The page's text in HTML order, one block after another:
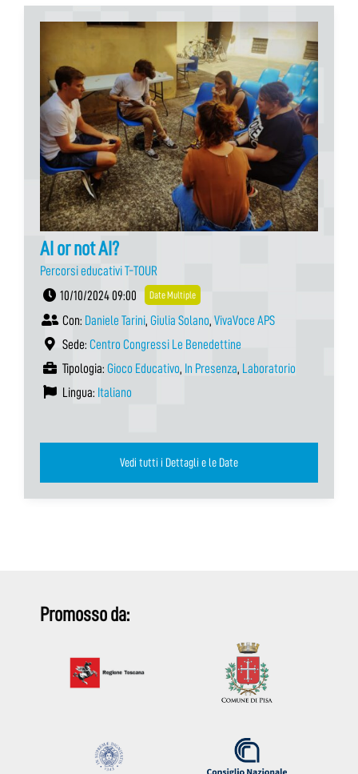
AI or not AI?
Percorsi educativi T-TOUR
10/10/2024 09:00
Date Multiple
Con: Daniele Tarini, Giulia Solano, VivaVoce APS
Sede: Centro Congressi Le Benedettine
Tipologia: Gioco Educativo, In Presenza, Laboratorio
Lingua: Italiano
Vedi tutti i Dettagli e le Date
Promosso da: